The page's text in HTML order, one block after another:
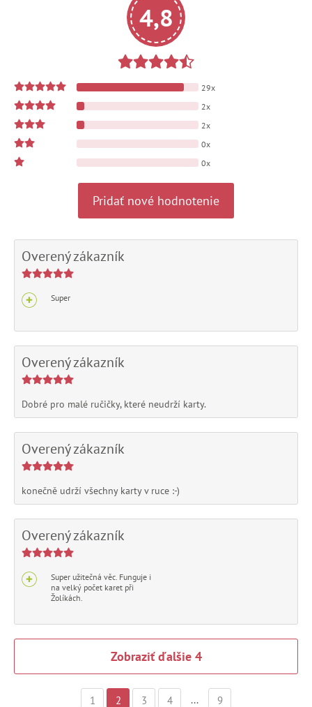
4,8
29x
2x
2x
0x
0x
Pridať nové hodnotenie
Overený zákazník
Super
Overený zákazník
Dobré pro malé ručičky, které neudrží karty.
Overený zákazník
konečně udrží všechny karty v ruce :-)
Overený zákazník
Super užitečná věc. Funguje i
na velký počet karet při
Žolíkách.
1 2 3 4 ... 9